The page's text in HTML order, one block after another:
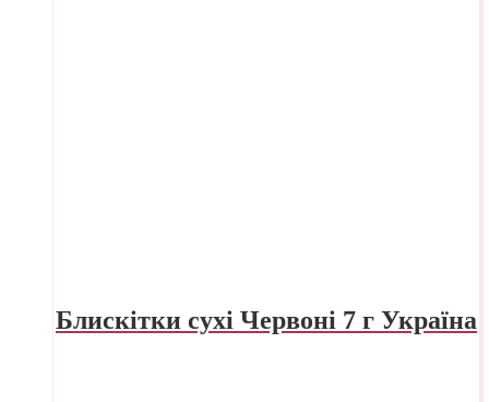
Блискітки сухі Червоні 7 г Україна